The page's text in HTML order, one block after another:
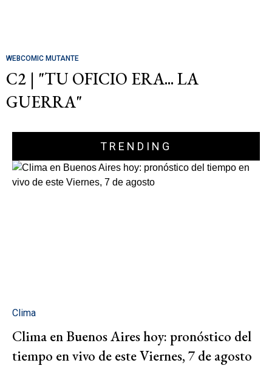
WEBCOMIC MUTANTE
C2 | "TU OFICIO ERA... LA
GUERRA"
TRENDING
Clima
Clima en Buenos Aires hoy: pronóstico del
tiempo en vivo de este Viernes, 7 de agosto